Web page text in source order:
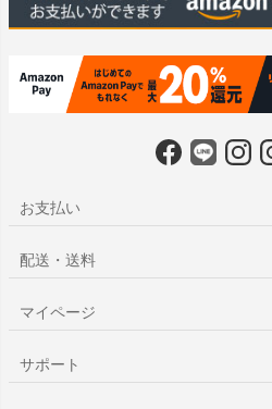
お支払い
配送・送料
マイページ
サポート